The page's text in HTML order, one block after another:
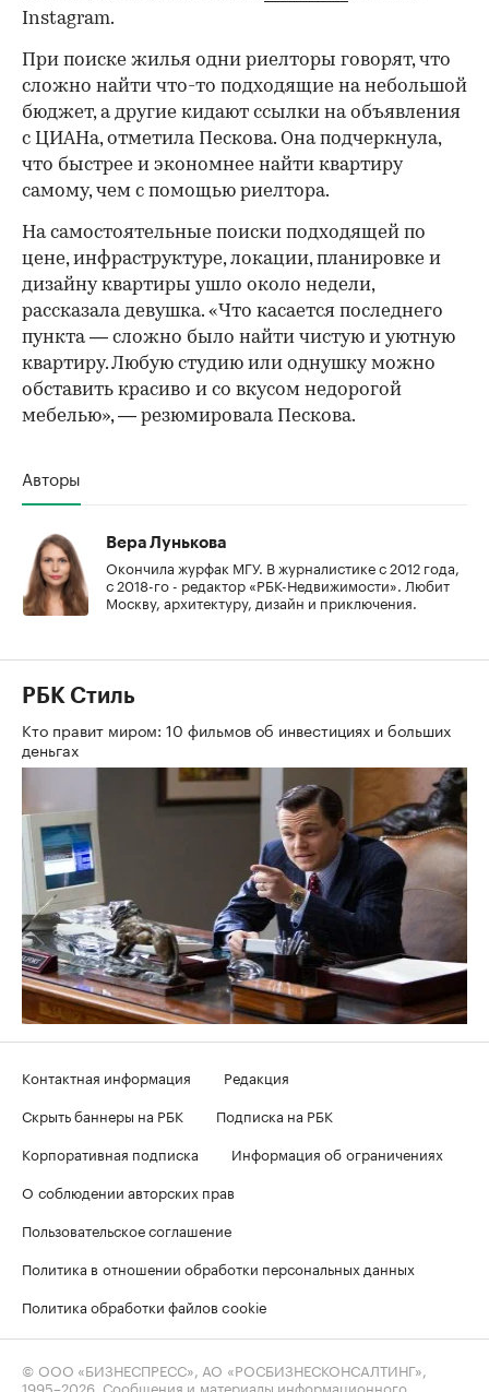
Instagram.
При поиске жилья одни риелторы говорят, что
сложно найти что-то подходящие на небольшой
бюджет, а другие кидают ссылки на объявления
с ЦИАНа, отметила Пескова. Она подчеркнула,
что быстрее и экономнее найти квартиру
самому, чем с помощью риелтора.
На самостоятельные поиски подходящей по
цене, инфраструктуре, локации, планировке и
дизайну квартиры ушло около недели,
рассказала девушка. «Что касается последнего
пункта — сложно было найти чистую и уютную
квартиру. Любую студию или однушку можно
обставить красиво и со вкусом недорогой
мебелью», — резюмировала Пескова.
Авторы
Вера Лунькова
Окончила журфак МГУ. В журналистике с 2012 года,
с 2018-го - редактор «РБК-Недвижимости». Любит
Москву, архитектуру, дизайн и приключения.
РБК Стиль
Кто правит миром: 10 фильмов об инвестициях и больших
деньгах
Контактная информация
Редакция
Скрыть баннеры на РБК
Подписка на РБК
Корпоративная подписка
Информация об ограничениях
О соблюдении авторских прав
Пользовательское соглашение
Политика в отношении обработки персональных данных
Политика обработки файлов cookie
© ООО «БИЗНЕСПРЕСС», АО «РОСБИЗНЕСКОНСАЛТИНГ»,
1995–2026 . Сообщения и материалы информационного